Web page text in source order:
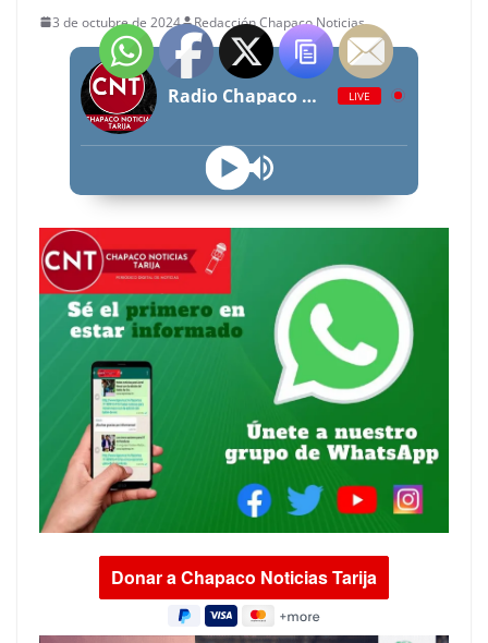
3 de octubre de 2024 Redacción Chapaco Noticias
Radio Chapaco Noticias Las 24 horas en vivo LIVE